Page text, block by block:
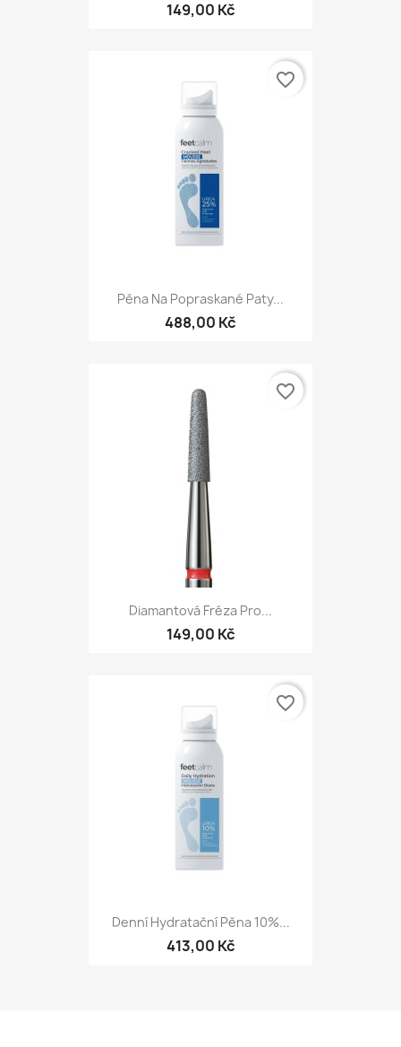
149,00 Kč
Pěna Na Popraskané Paty...
488,00 Kč
favorite_border
Diamantová Fréza Pro...
149,00 Kč
favorite_border
Denní Hydratační Pěna 10%...
413,00 Kč
favorite_border